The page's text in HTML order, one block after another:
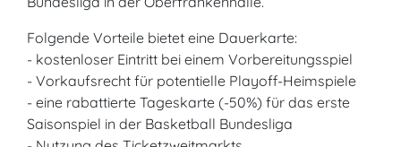
Folgende Vorteile bietet eine Dauerkarte:
- kostenloser Eintritt bei einem Vorbereitungsspiel
- Vorkaufsrecht für potentielle Playoff-Heimspiele
- eine rabattierte Tageskarte (-50%) für das erste
Saisonspiel in der Basketball Bundesliga